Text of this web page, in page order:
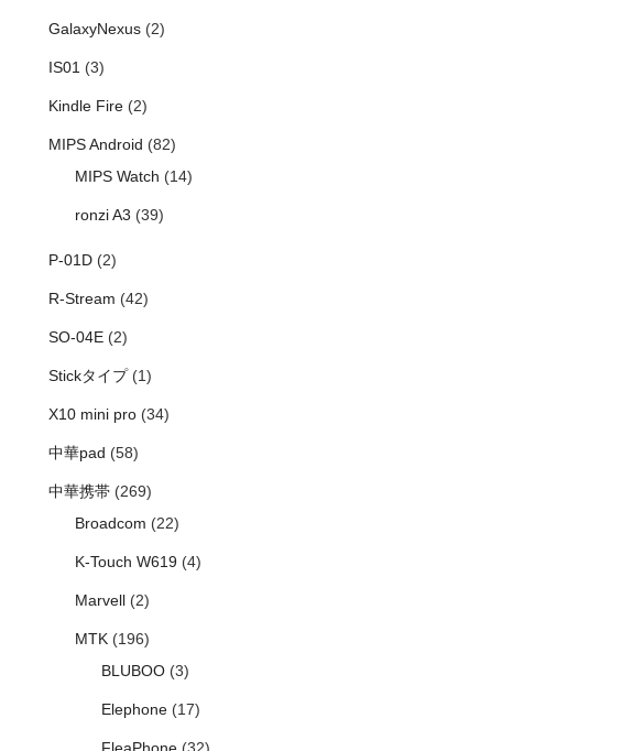
GalaxyNexus(2)
IS01(3)
Kindle Fire(2)
MIPS Android (82)
MIPS Watch (14)
ronzi A3 (39)
P-01D(2)
R-Stream (42)
SO-04E(2)
Stickタイプ(1)
X10 mini pro(34)
中華pad (58)
中華携帯(269)
Broadcom (22)
K-Touch W619(4)
Marvell(2)
MTK(196)
BLUBOO(3)
Elephone(17)